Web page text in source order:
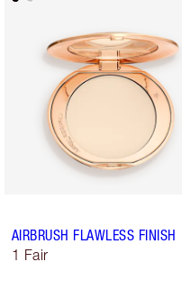
AIRBRUSH FLAWLESS FINISH
1 Fair